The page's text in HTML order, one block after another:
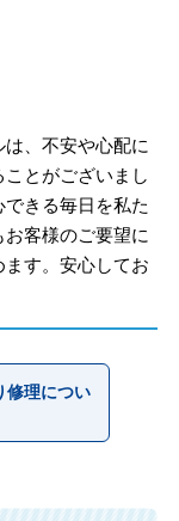
、不安や心配に
とがございまし
きる毎日を私た
客様のご要望に
す。安心してお
修理につい